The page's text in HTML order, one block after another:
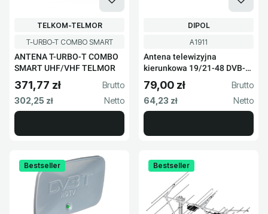
Kod produktu
T-URBO-T COMBO SMART
ANTENA T-URBO-T COMBO
SMART UHF/VHF TELMOR
PRODUCENT
TELKOM-TELMOR
Cena brutto
371,77 zł
Cena netto
302,25 zł
Kod produktu
A1911
Antena telewizyjna
kierunkowa 19/21-48 DVB-
T2 UHF
PRODUCENT
DIPOL
Cena brutto
79,00 zł
Cena netto
64,23 zł
Bestseller Bestseller